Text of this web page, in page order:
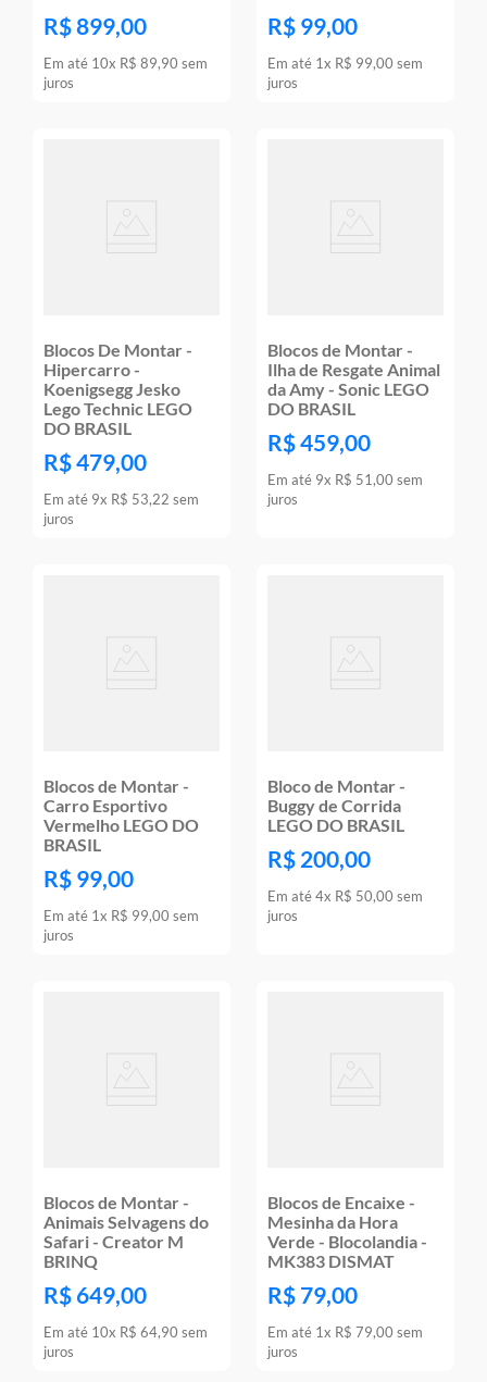
R$899,00
Em até 10x R$ 89,90 sem
juros
R$ 99,00
Em até 1x R$ 99,00 sem
juros
Blocos De Montar -
Hipercarro -
Koenigsegg Jesko
Lego Technic LEGO
DO BRASIL
R$479,00
Em até 9x R$ 53,22 sem
juros
Blocos de Montar -
Ilha de Resgate Animal
da Amy - Sonic LEGO
DO BRASIL
R$459,00
Em até 9x R$ 51,00 sem
juros
Blocos de Montar -
Carro Esportivo
Vermelho LEGO DO
BRASIL
R$ 99,00
Em até 1x R$ 99,00 sem
juros
Bloco de Montar -
Buggy de Corrida
LEGO DO BRASIL
R$ 200,00
Em até4x R$ 50,00 sem
juros
Blocos de Montar -
Animais Selvagens do
Safari - Creator M
BRINQ
R$ 649,00
Em até 10x R$ 64,90 sem
juros
Blocos de Encaixe -
Mesinha da Hora
Verde - Blocolandia -
MK383 DISMAT
R$ 79,00
Em até 1x R$ 79,00 sem
juros